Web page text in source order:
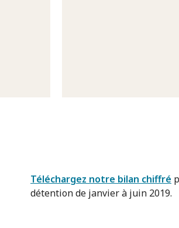
Téléchargez notre bilan chiffré
détention de janvier à juin 2019.